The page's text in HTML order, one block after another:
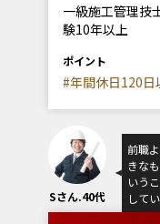
一級施工管理技
験10年以上
ポイント
#年間休日120日
Sさん.40代
前職
きな
いう
して